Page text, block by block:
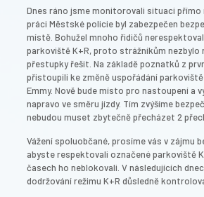
Dnes ráno jsme monitorovali situaci přímo
práci Městské policie byl zabezpečen
místě. Bohužel mnoho řidičů
parkoviště K+R, proto strážníkům nezbylo
přestupky řešit. Na základě poznatků z
přistoupili ke změně uspořádání parkoviště
Emmy. Nově bude místo pro nastoupení a
napravo ve směru jízdy. Tím zvýšíme
nebudou muset zbytečně přecházet 2
Vážení spoluobčané, prosíme vás v zájmu
abyste respektovali označené parkoviště
časech ho neblokovali. V následujících
dodržování režimu K+R důsledně